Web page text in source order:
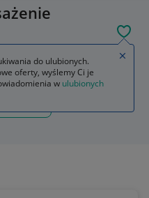
wyposażenie salonów
km
do ulubionych.
oferty, wyślemy Ci je
w ulubionych